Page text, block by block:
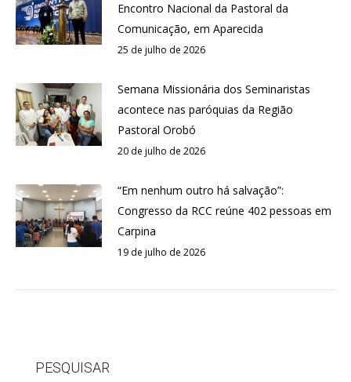
Encontro Nacional da Pastoral da
Comunicação, em Aparecida
25 de julho de 2026
Semana Missionária dos Seminaristas
acontece nas paróquias da Região
Pastoral Orobó
20 de julho de 2026
“Em nenhum outro há salvação”:
Congresso da RCC reúne 402 pessoas em
Carpina
19 de julho de 2026
PESQUISAR